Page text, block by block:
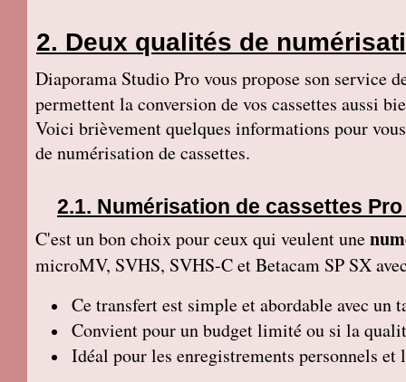
Deux qualités de
Diaporama Studio Pro vous propose son service
permettent la conversion de vos cassettes aussi
Voici brièvement quelques informations pour
de numérisation de cassettes.
Numérisation de cassettes
C'est un bon choix pour ceux qui veulent une
microMV, SVHS, SVHS-C et Betacam SP SX
Ce transfertest simple et abordable avec un
Convient pour un budget limité ou si la
Idéal pour les enregistrements personnels